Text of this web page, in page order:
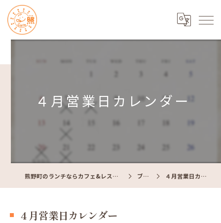
４月営業日カレンダー
熊野町のランチならカフェ&レストラン Cafe照 ブログ ４月営業日カレンダー
４月営業日カレンダー